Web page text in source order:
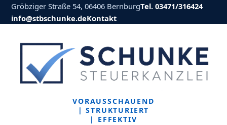
Gröbziger Straße 54, 06406 BernburgTel. 03471/316424
info@stbschunke.deKontakt
VORAUSSCHAUEND
| STRUKTURIERT
| EFFEKTIV